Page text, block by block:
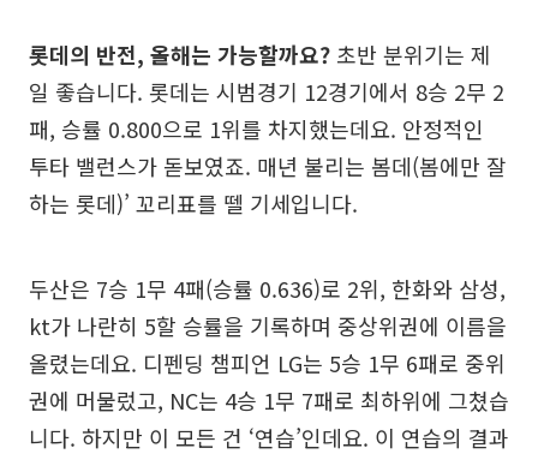
롯데의 반전, 올해는 가능할까요? 초반 분위기는 제
일 좋습니다. 롯데는 시범경기 12경기에서 8승 2무 2
패, 승률 0.800으로 1위를 차지했는데요. 안정적인
투타 밸런스가 돋보였죠. 매년 불리는 봄데(봄에만 잘
하는 롯데)’ 꼬리표를 뗄 기세입니다.
두산은 7승 1무 4패(승률 0.636)로 2위, 한화와 삼성,
kt가 나란히 5할 승률을 기록하며 중상위권에 이름을
올렸는데요. 디펜딩 챔피언 LG는 5승 1무 6패로 중위
권에 머물렀고, NC는 4승 1무 7패로 최하위에 그쳤습
니다. 하지만 이 모든 건 ‘연습’인데요. 이 연습의 결과